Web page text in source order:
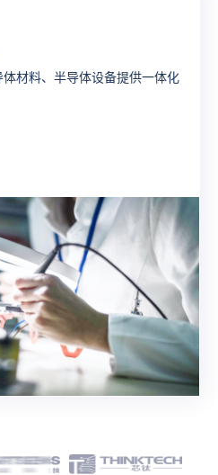
材料、半导体设备提供一体化
案
，提供各个层面个性化，行业
SAP解决方案
整体型ERP系统方案
体化SAP解决方案
式消费体系，构建智慧型零售
体化的ERP深度解决方案，让
效率最大化